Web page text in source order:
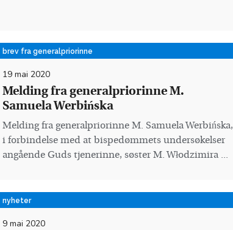
brev fra generalpriorinne
19 mai 2020
Melding fra generalpriorinne M.
Samuela Werbińska
Melding fra generalpriorinne M. Samuela Werbińska,
i forbindelse med at bispedømmets undersøkelser
angående Guds tjenerinne, søster M. Włodzimira ...
nyheter
9 mai 2020